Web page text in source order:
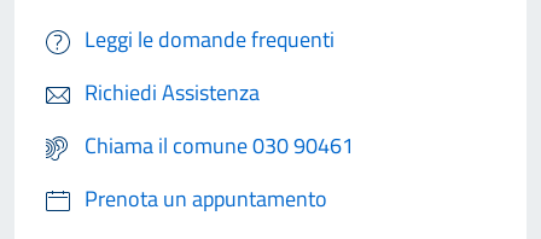
Leggi le domande frequenti
Richiedi Assistenza
Chiama il comune 030 90461
Prenota un appuntamento